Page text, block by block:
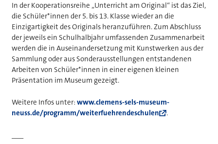
In der Kooperationsreihe „Unterricht am Original“ ist das Ziel,
die Schüler*innen der 5. bis 13. Klasse wieder an die
Einzigartigkeit des Originals heranzuführen. Zum Abschluss
der jeweils ein Schulhalbjahr umfassenden Zusammenarbeit
werden die in Auseinandersetzung mit Kunstwerken aus der
Sammlung oder aus Sonderausstellungen entstandenen
Arbeiten von Schüler*innen in einer eigenen kleinen
Präsentation im Museum gezeigt.
Weitere Infos unter: www.clemens-sels-museum-
neuss.de/programm/weiterfuehrendeschulen
.